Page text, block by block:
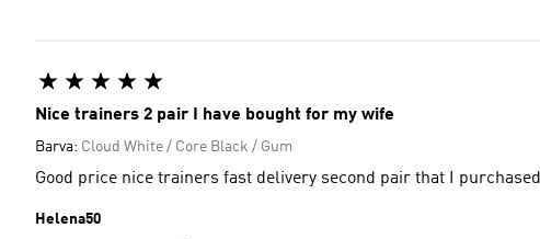
Nice trainers 2 pair I have bought for my wife
Barva: Cloud White / Core Black / Gum
Good price nice trainers fast delivery second pair that I purchased
Helena50